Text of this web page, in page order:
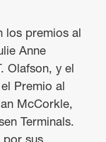
los premios al
Anne
Olafson, y el
Premio al
McCorkle,
Terminals.
por sus